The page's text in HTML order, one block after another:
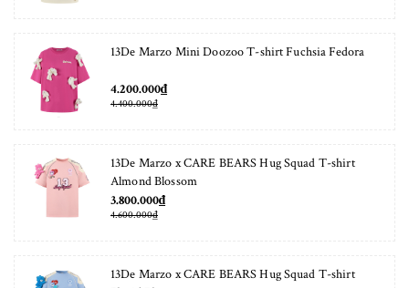
13De Marzo Mini Doozoo T-shirt Fuchsia Fedora
4.200.000₫
4.400.000₫
13De Marzo x CARE BEARS Hug Squad T-shirt
Almond Blossom
3.800.000₫
4.600.000₫
13De Marzo x CARE BEARS Hug Squad T-shirt